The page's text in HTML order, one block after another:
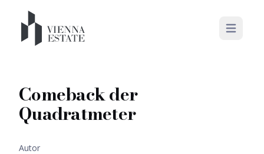
Open
Comeback der
Quadratmeter
Autor